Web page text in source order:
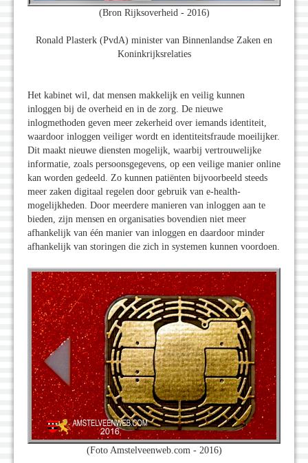
(Bron Rijksoverheid - 2016)
Ronald Plasterk (PvdA) minister van Binnenlandse Zaken en
Koninkrijksrelaties
Het kabinet wil, dat mensen makkelijk en veilig kunnen
inloggen bij de overheid en in de zorg. De nieuwe
inlogmethoden geven meer zekerheid over iemands identiteit,
waardoor inloggen veiliger wordt en identiteitsfraude moeilijker.
Dit maakt nieuwe diensten mogelijk, waarbij vertrouwelijke
informatie, zoals persoonsgegevens, op een veilige manier online
kan worden gedeeld. Zo kunnen patiënten bijvoorbeeld steeds
meer zaken digitaal regelen door gebruik van e-health-
mogelijkheden. Door meerdere manieren van inloggen aan te
bieden, zijn mensen en organisaties bovendien niet meer
afhankelijk van één manier van inloggen en daardoor minder
afhankelijk van storingen die zich in systemen kunnen voordoen.
(Foto Amstelveenweb.com - 2016)